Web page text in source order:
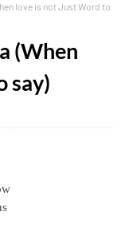
love is not Just Word to
(When
say)